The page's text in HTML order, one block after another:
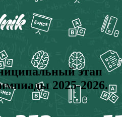
этап
2025-2026.